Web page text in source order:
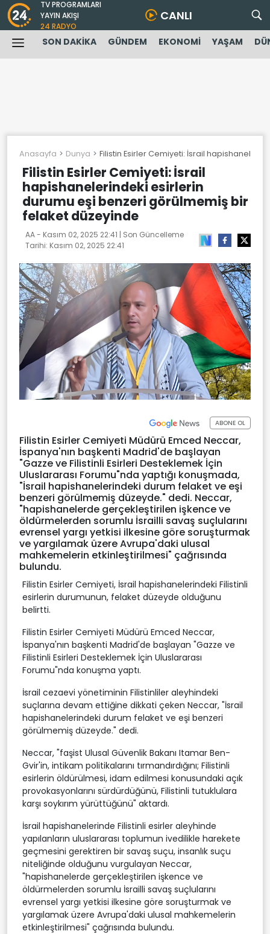
TV PROGRAMLARI
YAYIN AKIŞI
24 RADYO
CANLI
SON DAKİKA GÜNDEM EKONOMİ YAŞAM
Anasayfa Dunya Filistin Esirler Cemiyeti: İsrail
Filistin Esirler Cemiyeti: İsrail
hapishanelerindeki esirlerin
durumu eşi benzeri görülmemiş bir
felaket düzeyinde
AA - Kasım 02, 2025 22:41 | Son Güncelleme
Tarihi: Kasım 02, 2025 22:41
ABONE OL
Filistin Esirler Cemiyeti Müdürü Emced Neccar,
İspanya'nın başkenti Madrid'de başlayan
"Gazze ve Filistinli Esirleri Desteklemek İçin
Uluslararası Forumu"nda yaptığı konuşmada,
"İsrail hapishanelerindeki durum felaket ve eşi
benzeri görülmemiş düzeyde." dedi. Neccar,
"hapishanelerde gerçekleştirilen işkence ve
öldürmelerden sorumlu İsrailli savaş suçlularını
evrensel yargı yetkisi ilkesine göre soruşturmak
ve yargılamak üzere Avrupa'daki ulusal
mahkemelerin etkinleştirilmesi" çağrısında
bulundu.
Filistin Esirler Cemiyeti, İsrail hapishanelerindeki Filistinli
esirlerin durumunun, felaket düzeyde olduğunu
belirtti.
Filistin Esirler Cemiyeti Müdürü Emced Neccar,
İspanya'nın başkenti Madrid'de başlayan "Gazze ve
Filistinli Esirleri Desteklemek İçin Uluslararası
Forumu"nda konuşma yaptı.
İsrail cezaevi yönetiminin Filistinliler aleyhindeki
suçlarına devam ettiğine dikkati çeken Neccar, "İsrail
hapishanelerindeki durum felaket ve eşi benzeri
görülmemiş düzeyde." dedi.
Neccar, "faşist Ulusal Güvenlik Bakanı Itamar Ben-
Gvir'in, intikam politikalarını tırmandırdığını; Filistinli
esirlerin öldürülmesi, idam edilmesi konusundaki açık
provokasyonlarını sürdürdüğünü, Filistinli tutuklulara
karşı soykırım yürüttüğünü" aktardı.
İsrail hapishanelerinde Filistinli esirler aleyhinde
yapılanların uluslararası toplumun ivedilikle harekete
geçmesini gerektiren bir savaş suçu, insanlık suçu
niteliğinde olduğunu vurgulayan Neccar,
"hapishanelerde gerçekleştirilen işkence ve
öldürmelerden sorumlu İsrailli savaş suçlularını
evrensel yargı yetkisi ilkesine göre soruşturmak ve
yargılamak üzere Avrupa'daki ulusal mahkemelerin
etkinleştirilmesi" çağrısında bulundu.